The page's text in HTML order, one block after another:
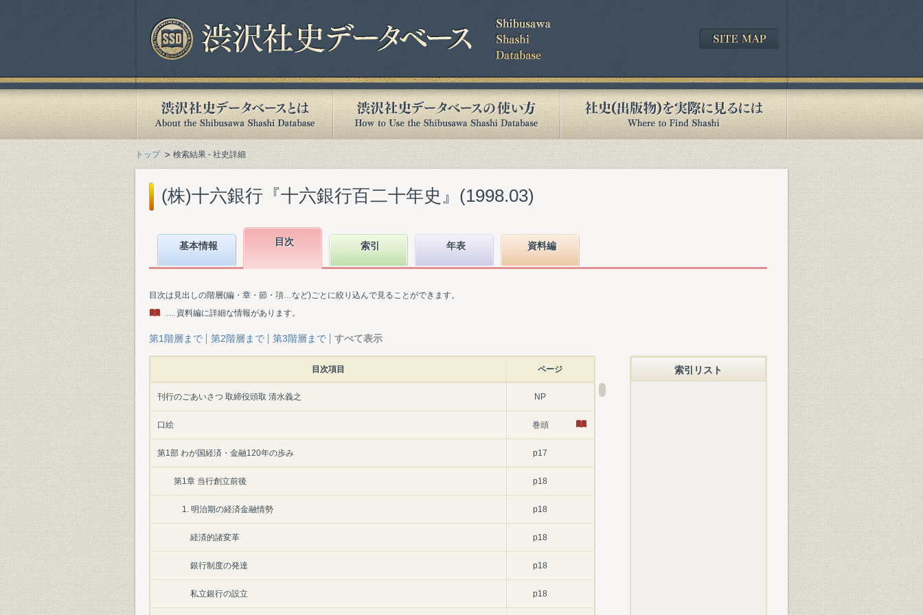
トップ 検索結果 - 社史詳細
(株)十六銀行『十六銀行百二十年史』(1998.03)
基本情報 目次 索引 年表 資料編
目次は見出しの階層(編・章・節・項…など)ごとに絞り込んで見ることができます。
… 資料編に詳細な情報があります。
第1階層まで 第2階層まで 第3階層まで すべて表示
目次項目 ページ
刊行のごあいさつ 取締役頭取 清水義之 NP
口絵 巻頭
第1部 わが国経済・金融120年の歩み p17
第1章 当行創立前後 p18
1. 明治期の経済金融情勢 p18
経済的諸変革 p18
銀行制度の発達 p18
私立銀行の設立 p18
索引リスト